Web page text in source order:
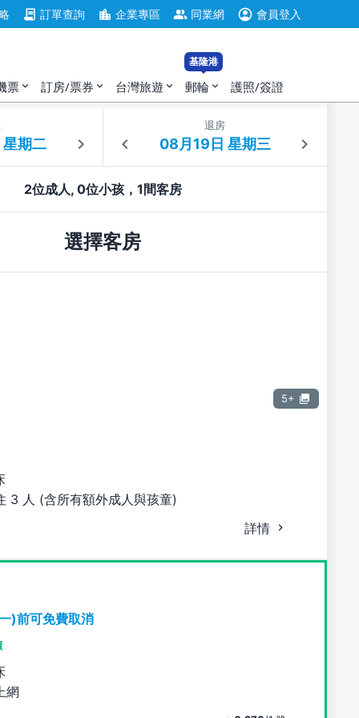
contract 訂單查詢 location_city 企業專區 group 同業網 account_circle 會員登入
票 expand_more 訂房/票券 expand_more 台灣旅遊 expand_more
基隆港
郵輪 expand_more 護照/簽證
退房
2位成人, 0位小孩，1間客房
選擇客房
5+
3 人 (含所有額外成人與孩童)
詳情
)前可免費取消
網